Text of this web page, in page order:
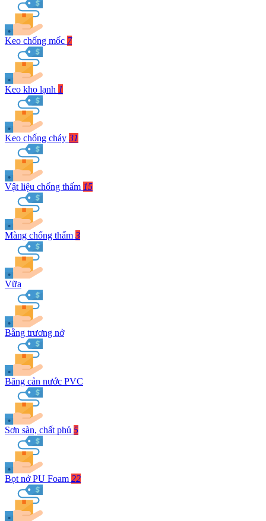
Keo chống mốc 7
Keo kho lạnh 1
Keo chống cháy 31
Vật liệu chống thấm 15
Màng chống thấm 3
Vữa
Bằng trương nở
Băng cản nước PVC
Sơn sàn, chất phủ 5
Bọt nở PU Foam 22